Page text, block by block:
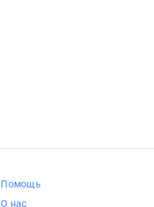
Помощь
О нас